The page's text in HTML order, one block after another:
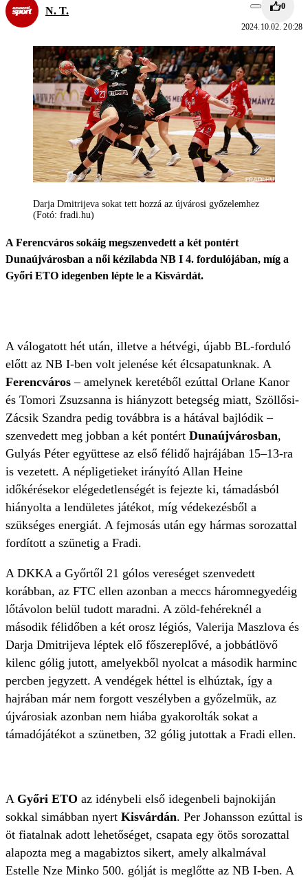
N. T. 0
2024.10.02. 20:28
Darja Dmitrijeva sokat tett hozzá az újvárosi győzelemhez
(Fotó: fradi.hu)
A Ferencváros sokáig megszenvedett a két pontért
Dunaújvárosban a női kézilabda NB I 4. fordulójában, míg a
Győri ETO idegenben lépte le a Kisvárdát.
A válogatott hét után, illetve a hétvégi, újabb BL-forduló
előtt az NB I-ben volt jelenése két élcsapatunknak. A
Ferencváros– amelynek keretéből ezúttal Orlane Kanor
és Tomori Zsuzsanna is hiányzott betegség miatt, Szöllősi-
Zácsik Szandra pedig továbbra is a hátával bajlódik –
szenvedett meg jobban a két pontért Dunaújvárosban,
Gulyás Péter együttese az első félidő hajrájában 15–13-ra
is vezetett. A népligetieket irányító Allan Heine
időkérésekor elégedetlenségét is fejezte ki, támadásból
hiányolta a lendületes játékot, míg védekezésből a
szükséges energiát. A fejmosás után egy hármas sorozattal
fordított a szünetig a Fradi.
A DKKA a Győrtől 21 gólos vereséget szenvedett
korábban, az FTC ellen azonban a meccs háromnegyedéig
lőtávolon belül tudott maradni. A zöld-fehéreknél a
második félidőben a két orosz légiós, Valerija Maszlova és
Darja Dmitrijeva léptek elő főszereplővé, a jobbátlövő
kilenc gólig jutott, amelyekből nyolcat a második harminc
percben jegyzett. A vendégek héttel is elhúztak, így a
hajrában már nem forgott veszélyben a győzelmük, az
újvárosiak azonban nem hiába gyakorolták sokat a
támadójátékot a szünetben, 32 gólig jutottak a Fradi ellen.
A Győri ETO az idénybeli első idegenbeli bajnokiján
sokkal simábban nyert Kisvárdán. Per Johansson ezúttal is
öt fiatalnak adott lehetőséget, csapata egy ötös sorozattal
alapozta meg a magabiztos sikert, amely alkalmával
Estelle Nze Minko 500. gólját is meglőtte az NB I-ben. A